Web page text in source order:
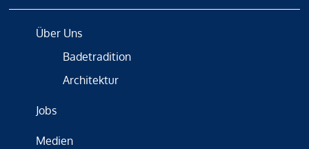
Über Uns
Badetradition
Architektur
Jobs
Medien